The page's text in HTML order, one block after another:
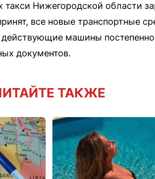
Нижегородской области
все новые транспортные
машины
документов.
ТАКЖЕ